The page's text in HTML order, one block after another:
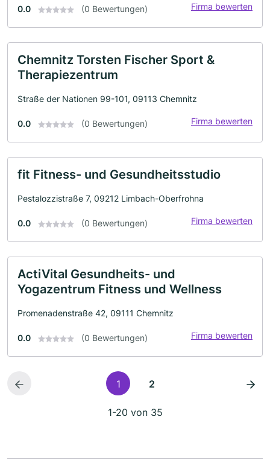
0.0 (0 Bewertungen) Firma bewerten
Chemnitz Torsten Fischer Sport &
Therapiezentrum
Straße der Nationen 99-101, 09113 Chemnitz
0.0 (0 Bewertungen) Firma bewerten
fit Fitness- und Gesundheitsstudio
Pestalozzistraße 7, 09212 Limbach-Oberfrohna
0.0 (0 Bewertungen) Firma bewerten
ActiVital Gesundheits- und
Yogazentrum Fitness und Wellness
Promenadenstraße 42, 09111 Chemnitz
0.0 (0 Bewertungen) Firma bewerten
1 2
1-20 von 35